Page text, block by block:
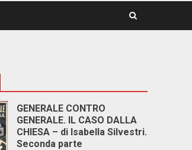
GENERALE CONTRO
GENERALE. IL CASO DALLA
CHIESA – di Isabella Silvestri.
Seconda parte